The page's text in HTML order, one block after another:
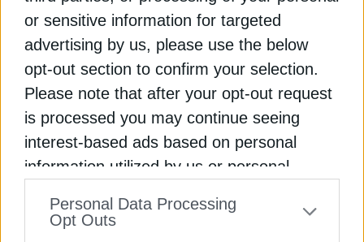
or sensitive information for targeted
advertising by us, please use the below
opt-out section to confirm your selection.
Please note that after your opt-out request
is processed you may continue seeing
interest-based ads based on personal
information utilized by us or personal
to your opt-out. You may separately opt-out
Personal Data Processing
Opt Outs
ΗΛΕΚΤΡΙΣΜΟΣ